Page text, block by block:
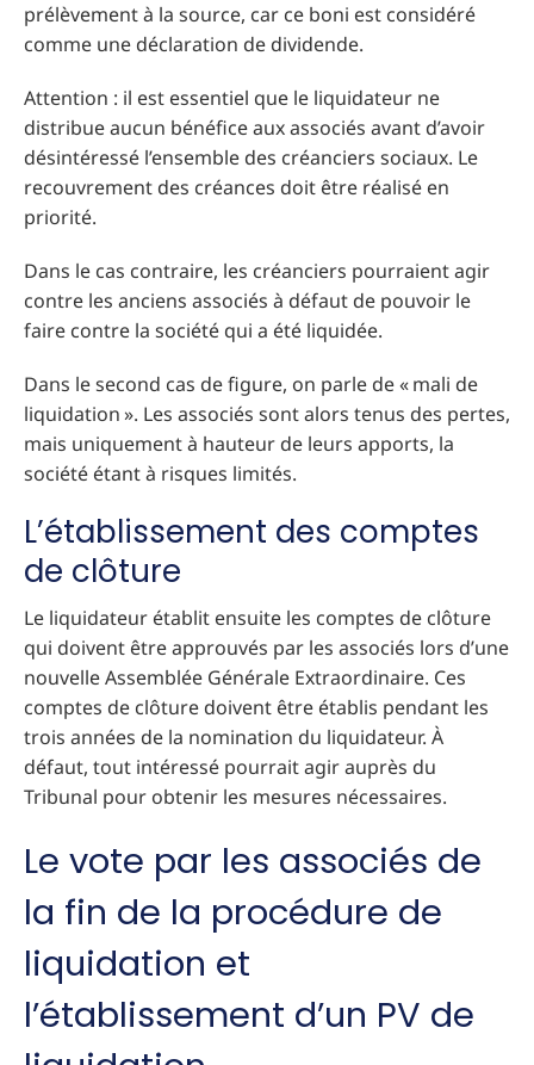
prélèvement à la source, car ce boni est considéré
comme une déclaration de dividende.
Attention : il est essentiel que le liquidateur ne
distribue aucun bénéfice aux associés avant d’avoir
désintéressé l’ensemble des créanciers sociaux. Le
recouvrement des créances doit être réalisé en
priorité.
Dans le cas contraire, les créanciers pourraient agir
contre les anciens associés à défaut de pouvoir le
faire contre la société qui a été liquidée.
Dans le second cas de figure, on parle de « mali de
liquidation ». Les associés sont alors tenus des pertes,
mais uniquement à hauteur de leurs apports, la
société étant à risques limités.
L’établissement des comptes
de clôture
Le liquidateur établit ensuite les comptes de clôture
qui doivent être approuvés par les associés lors d’une
nouvelle Assemblée Générale Extraordinaire. Ces
comptes de clôture doivent être établis pendant les
trois années de la nomination du liquidateur. À
défaut, tout intéressé pourrait agir auprès du
Tribunal pour obtenir les mesures nécessaires.
Le vote par les associés de
la fin de la procédure de
liquidation et
l’établissement d’un PV de